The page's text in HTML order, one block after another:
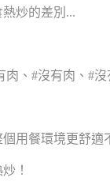
炒的差別...
、#沒有肉、#沒
用餐環境更舒適
！